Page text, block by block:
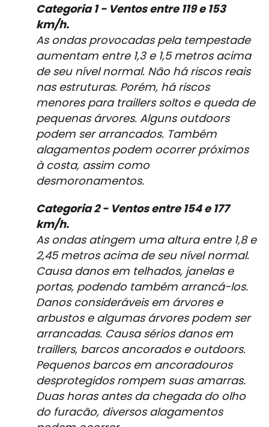
Categoria 1 - Ventos entre 119 e 153
km/h.
As ondas provocadas pela tempestade
aumentam entre 1,3 e 1,5 metros acima
de seu nível normal. Não há riscos reais
nas estruturas. Porém, há riscos
menores para traillers soltos e queda de
pequenas árvores. Alguns outdoors
podem ser arrancados. Também
alagamentos podem ocorrer próximos
à costa, assim como
desmoronamentos.
Categoria 2 - Ventos entre 154 e 177
km/h.
As ondas atingem uma altura entre 1,8 e
2,45 metros acima de seu nível normal.
Causa danos em telhados, janelas e
portas, podendo também arrancá-los.
Danos consideráveis em árvores e
arbustos e algumas árvores podem ser
arrancadas. Causa sérios danos em
traillers, barcos ancorados e outdoors.
Pequenos barcos em ancoradouros
desprotegidos rompem suas amarras.
Duas horas antes da chegada do olho
do furacão, diversos alagamentos